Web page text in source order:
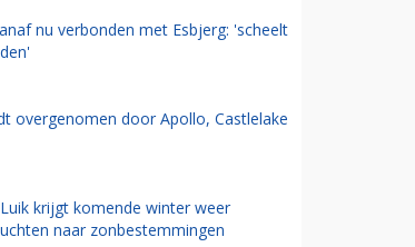
nu verbonden met Esbjerg: 'scheelt
overgenomen door Apollo, Castlelake
krijgt komende winter weer
naar zonbestemmingen